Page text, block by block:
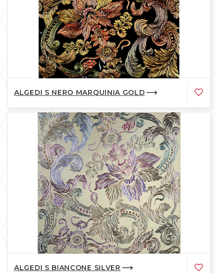
ALGEDI S NERO MARQUINIA GOLD
ALGEDI S BIANCONE SILVER